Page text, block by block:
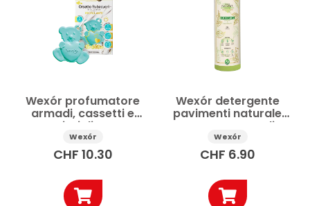
Wexór profumatore
armadi, cassetti e
auto Fiori di Cotone
3pz 33 g
Wexór
CHF 10.30
Wexór detergente
pavimenti naturale
concentrato Foglia
d’Oro 750 ml
Wexór
CHF 6.90